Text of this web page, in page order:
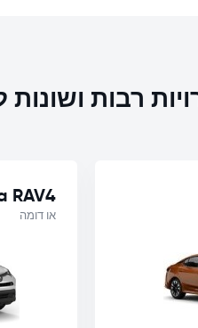
רבות
RAV4
או דומה